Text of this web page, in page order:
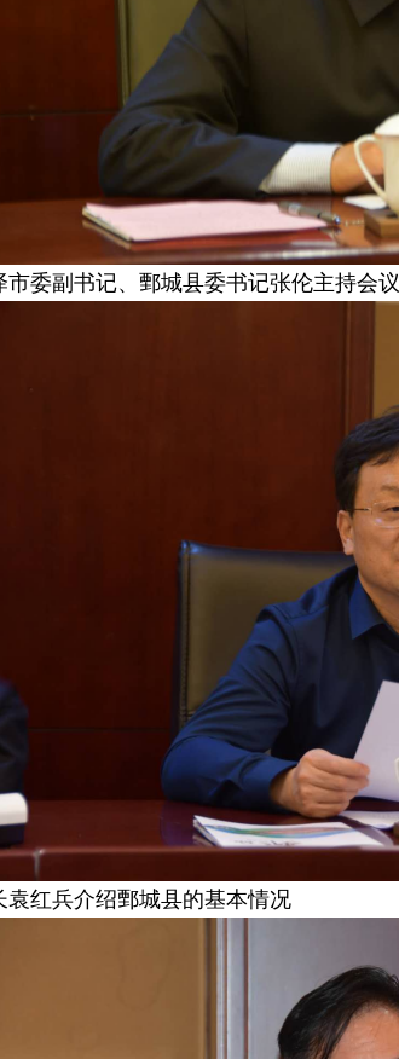
市委副书记、鄄城县委书记张伦主持会议
袁红兵介绍鄄城县的基本情况